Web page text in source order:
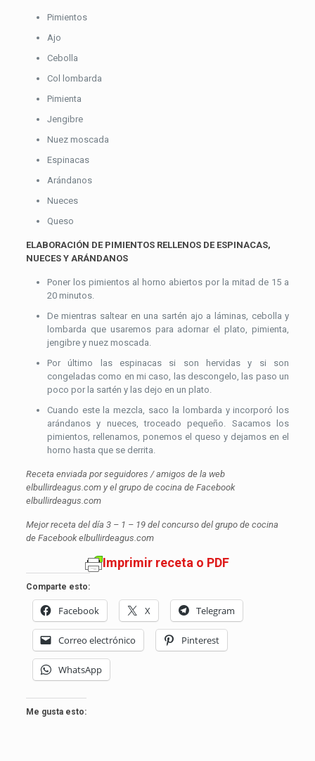
Pimientos
Ajo
Cebolla
Col lombarda
Pimienta
Jengibre
Nuez moscada
Espinacas
Arándanos
Nueces
Queso
ELABORACIÓN DE PIMIENTOS RELLENOS DE ESPINACAS,
NUECES Y ARÁNDANOS
Poner los pimientos al horno abiertos por la mitad de 15 a
20 minutos.
De mientras saltear en una sartén ajo a láminas, cebolla y
lombarda que usaremos para adornar el plato, pimienta,
jengibre y nuez moscada.
Por último las espinacas si son hervidas y si son
congeladas como en mi caso, las descongelo, las paso un
poco por la sartén y las dejo en un plato.
Cuando este la mezcla, saco la lombarda y incorporó los
arándanos y nueces, troceado pequeño. Sacamos los
pimientos, rellenamos, ponemos el queso y dejamos en el
horno hasta que se derrita.
Receta enviada por seguidores / amigos de la web
elbullirdeagus.com y el grupo de cocina de Facebook
elbullirdeagus.com
Mejor receta del día 3 – 1 – 19 del concurso del grupo de cocina
de Facebook elbullirdeagus.com
Imprimir receta o PDF
Comparte esto:
Facebook X Telegram
Correo electrónico Pinterest
WhatsApp
Me gusta esto: